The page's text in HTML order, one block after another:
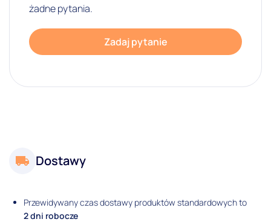
żadne pytania.
Zadaj pytanie
Dostawy
Przewidywany czas dostawy produktów standardowych to
2 dni robocze